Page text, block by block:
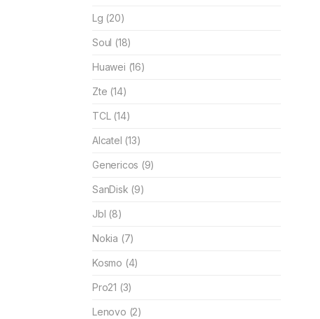
Lg (20)
Soul (18)
Huawei (16)
Zte (14)
TCL (14)
Alcatel (13)
Genericos (9)
SanDisk (9)
Jbl (8)
Nokia (7)
Kosmo (4)
Pro21 (3)
Lenovo (2)